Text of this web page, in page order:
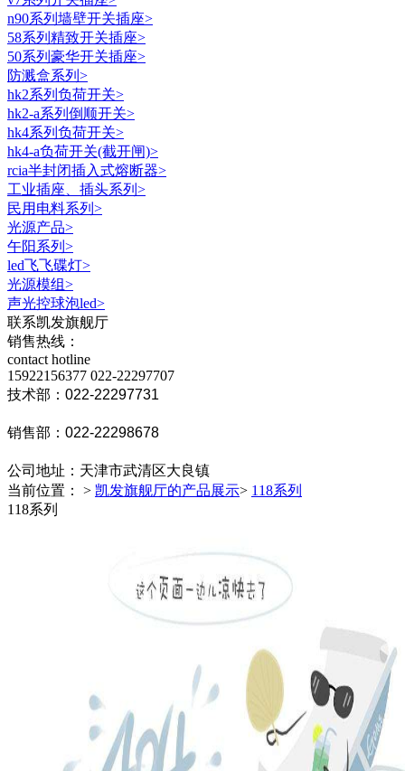
n90系列墙壁开关插座>
58系列精致开关插座>
50系列豪华开关插座>
防溅盒系列 >
hk2系列负荷开关>
hk2-a系列倒顺开关>
hk4系列负荷开关>
hk4-a负荷开关(截开闸)>
rcia半封闭插入式熔断器>
工业插座、插头系列 >
民用电料系列 >
光源产品>
午阳系列 >
led飞飞碟灯>
光源模组>
声光控球泡led>
联系凯发旗舰厅
销售热线：
contact hotline
15922156377 022-22297707
技术部：022-22297731
销售部：022-22298678
公司地址： 天津市武清区大良镇
当前位置： > 凯发旗舰厅的产品展示> 118系列
118系列